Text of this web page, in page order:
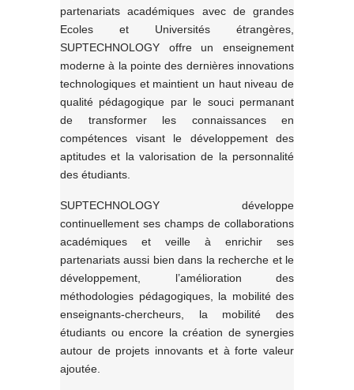
partenariats académiques avec de grandes
Ecoles et Universités étrangères,
SUPTECHNOLOGY offre un enseignement
moderne à la pointe des dernières innovations
technologiques et maintient un haut niveau de
qualité pédagogique par le souci permanant
de transformer les connaissances en
compétences visant le développement des
aptitudes et la valorisation de la personnalité
des étudiants.
SUPTECHNOLOGY développe
continuellement ses champs de collaborations
académiques et veille à enrichir ses
partenariats aussi bien dans la recherche et le
développement, l’amélioration des
méthodologies pédagogiques, la mobilité des
enseignants-chercheurs, la mobilité des
étudiants ou encore la création de synergies
autour de projets innovants et à forte valeur
ajoutée.